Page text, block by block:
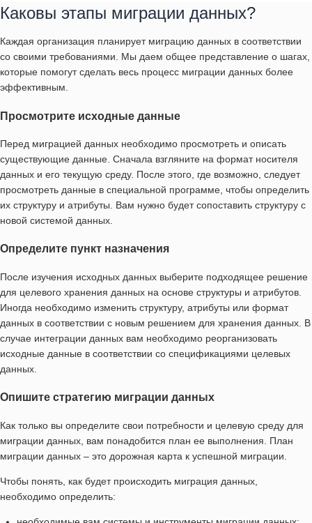
Каковы этапы миграции данных?
Каждая организация планирует миграцию данных в соответствии
со своими требованиями. Мы даем общее представление о шагах,
которые помогут сделать весь процесс миграции данных более
эффективным.
Просмотрите исходные данные
Перед миграцией данных необходимо просмотреть и описать
существующие данные. Сначала взгляните на формат носителя
данных и его текущую среду. После этого, где возможно, следует
просмотреть данные в специальной программе, чтобы определить
их структуру и атрибуты. Вам нужно будет сопоставить структуру с
новой системой данных.
Определите пункт назначения
После изучения исходных данных выберите подходящее решение
для целевого хранения данных на основе структуры и атрибутов.
Иногда необходимо изменить структуру, атрибуты или формат
данных в соответствии с новым решением для хранения данных. В
случае интеграции данных вам необходимо реорганизовать
исходные данные в соответствии со спецификациями целевых
данных.
Опишите стратегию миграции данных
Как только вы определите свои потребности и целевую среду для
миграции данных, вам понадобится план ее выполнения. План
миграции данных – это дорожная карта к успешной миграции.
Чтобы понять, как будет происходить миграция данных,
необходимо определить: